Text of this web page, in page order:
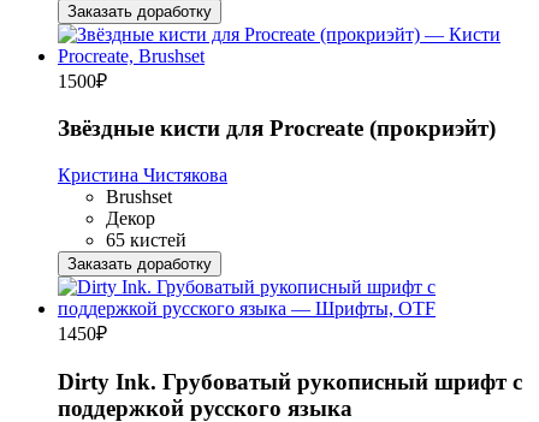
Заказать доработку
1500₽
Звёздные кисти для Procreate (прокриэйт)
Кристина Чистякова
Brushset
Декор
65 кистей
Заказать доработку
1450₽
Dirty Ink. Грубоватый рукописный шрифт с
поддержкой русского языка